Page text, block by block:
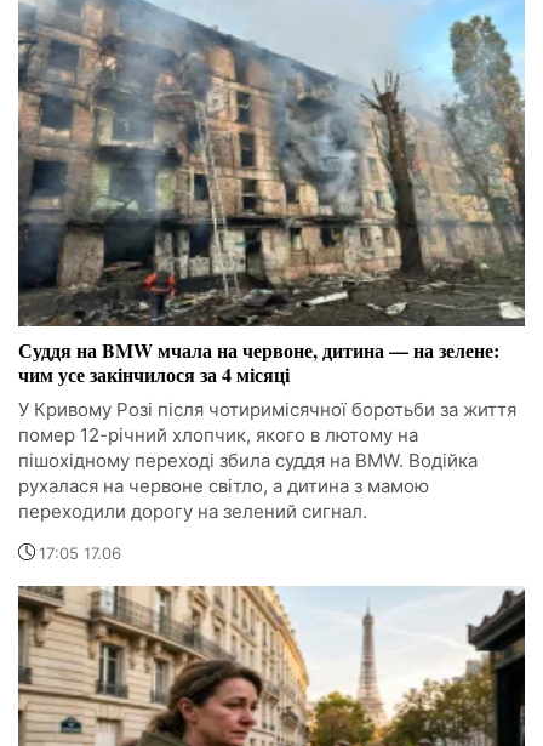
Суддя на BMW мчала на червоне, дитина — на зелене:
чим усе закінчилося за 4 місяці
У Кривому Розі після чотиримісячної боротьби за життя
помер 12-річний хлопчик, якого в лютому на
пішохідному переході збила суддя на BMW. Водійка
рухалася на червоне світло, а дитина з мамою
переходили дорогу на зелений сигнал.
17:05 17.06